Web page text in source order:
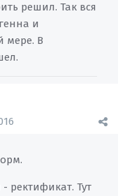
решил. Так вся
и
мере. В
ректификат. Тут